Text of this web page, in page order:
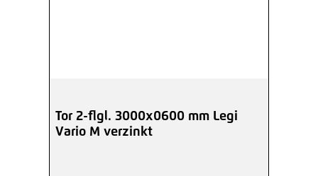
Tor 2-flgl. 3000x0600 mm Legi
Vario M verzinkt